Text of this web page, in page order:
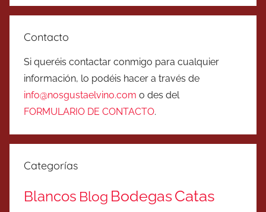
Contacto
Si queréis contactar conmigo para cualquier
información, lo podéis hacer a través de
info@nosgustaelvino.com o des del
FORMULARIO DE CONTACTO.
Categorías
Blancos Blog BodegasCatas